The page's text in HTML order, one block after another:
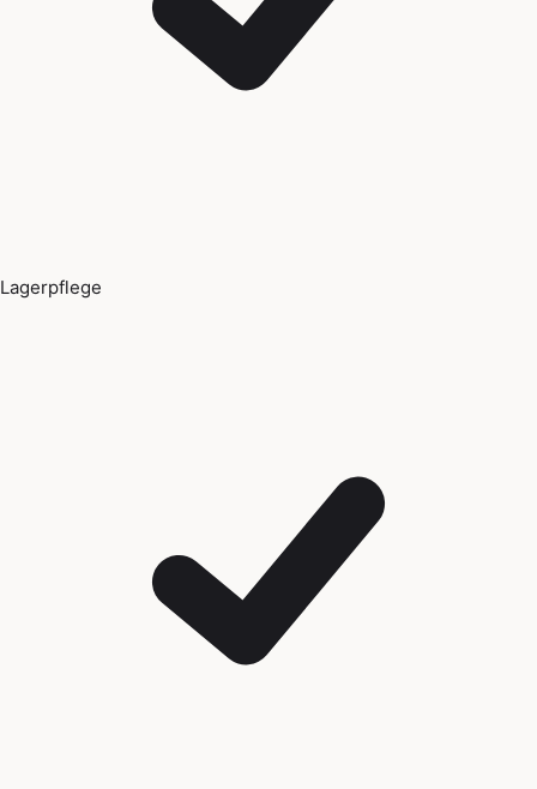
Lagerpflege